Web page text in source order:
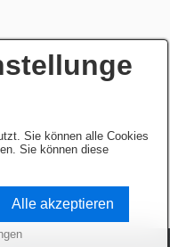
Sie können alle Cookies
Sie können diese
Alle akzeptieren